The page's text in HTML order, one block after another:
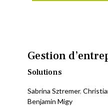
Gestion
Solutions
Sabrina Sztremer,
Benjamin Migy
of
the
gallery